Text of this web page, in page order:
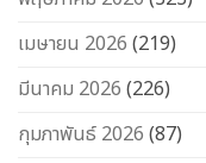
เมษายน 2026 (219)
มีนาคม 2026 (226)
กุมภาพันธ์ 2026 (87)